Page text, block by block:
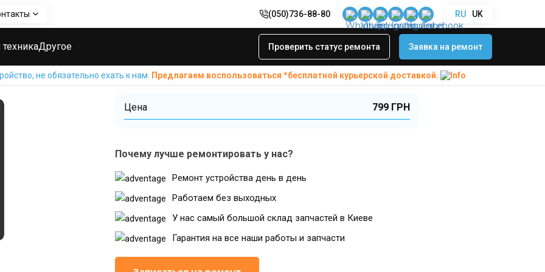
(050)736-88-80 RU UK
Другое Проверить статус ремонта Заявка на ремонт
не обязательно ехать к нам. Предлагаем воспользоваться *бесплатной курьерской доставкой.
Ремонт Samsung Galaxy Tab 2 Замена шлейфа аудио разъема Samsung Galaxy Tab 2
Замена шлейфа аудио разъема
Samsung Galaxy Tab 2
Цена 799 ГРН
Почему лучше ремонтировать у нас?
Ремонт устройства день в день
Работаем без выходных
У нас самый большой склад запчастей в Киеве
Гарантия на все наши работы и запчасти